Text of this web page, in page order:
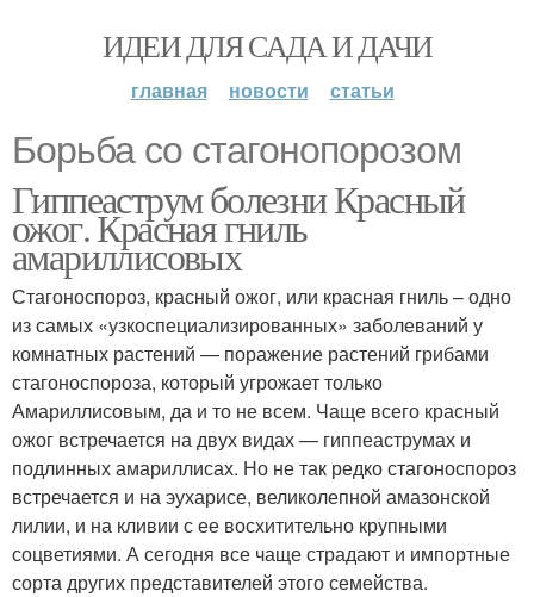
ИДЕИ ДЛЯ САДА И ДАЧИ
главная новости статьи
Борьба со стагонопорозом
Гиппеаструм болезни Красный
ожог. Красная гниль
амариллисовых
Стагоноспороз, красный ожог, или красная гниль – одно
из самых «узкоспециализированных» заболеваний у
комнатных растений — поражение растений грибами
стагоноспороза, который угрожает только
Амариллисовым, да и то не всем. Чаще всего красный
ожог встречается на двух видах — гиппеаструмах и
подлинных амариллисах. Но не так редко стагоноспороз
встречается и на эухарисе, великолепной амазонской
лилии, и на кливии с ее восхитительно крупными
соцветиями. А сегодня все чаще страдают и импортные
сорта других представителей этого семейства.